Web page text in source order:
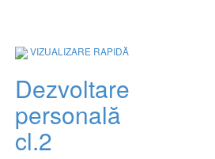
VIZUALIZARE RAPIDĂ
Dezvoltare
personală
cl.2